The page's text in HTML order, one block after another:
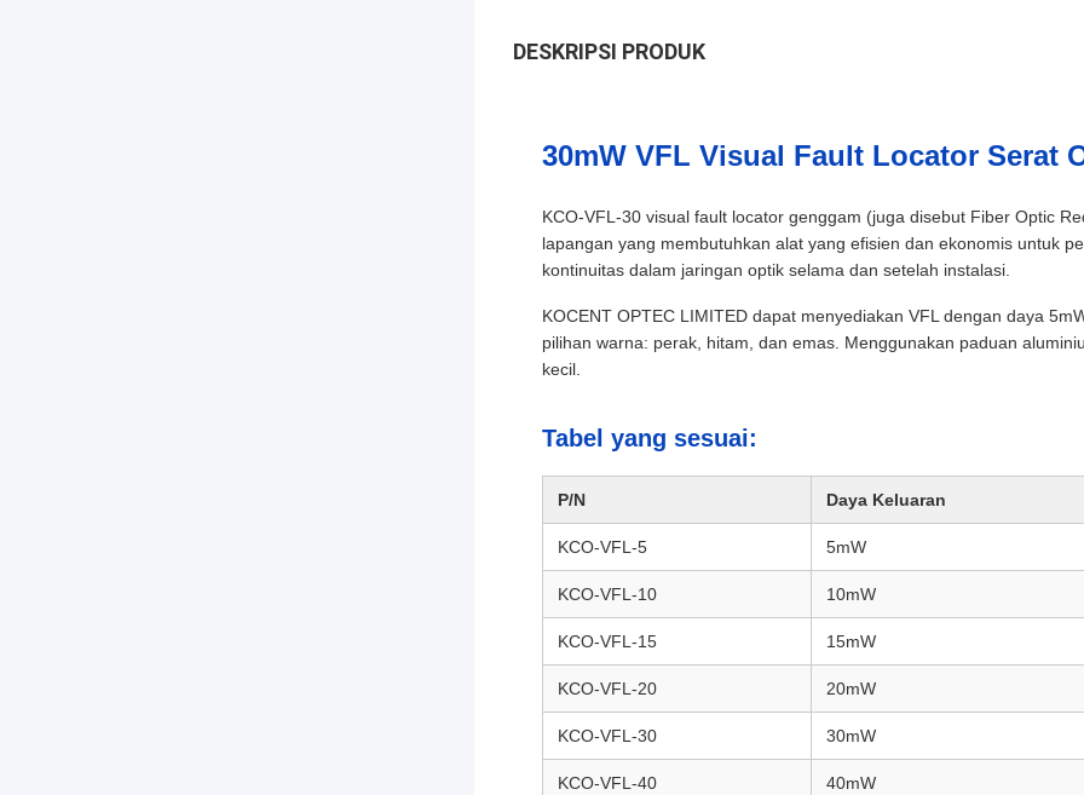
DESKRIPSI PRODUK
30mW VFL Visual Fault Locator Serat
KCO-VFL-30 visual fault locator genggam (juga disebut Fiber Optic
lapangan yang membutuhkan alat yang efisien dan ekonomis untuk
kontinuitas dalam jaringan optik selama dan setelah instalasi.
KOCENT OPTEC LIMITED dapat menyediakan VFL dengan daya
pilihan warna: perak, hitam, dan emas. Menggunakan paduan
kecil.
Tabel yang sesuai:
P/N Daya Keluaran
KCO-VFL-5 5mW
KCO-VFL-10 10mW
KCO-VFL-15 15mW
KCO-VFL-20 20mW
KCO-VFL-30 30mW
KCO-VFL-40 40mW